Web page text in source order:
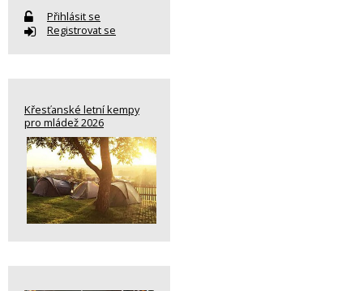
Přihlásit se
Registrovat se
Křesťanské letní kempy
pro mládež 2026